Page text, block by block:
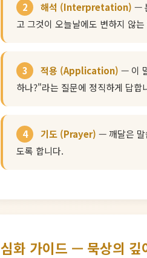
2 해석 (Interpretation) —
고 그것이 오늘날에도 변하지 않
3 적용 (Application) — 이
하나?"라는 질문에 정직하게 답합
4 기도 (Prayer) — 깨달은 말
도록 합니다.
심화 가이드 — 묵상의 깊